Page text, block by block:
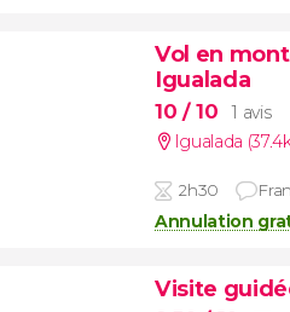
Vol en
Igualada
10 / 10
1 avis
Igualada
2h30
Annulation
Visite